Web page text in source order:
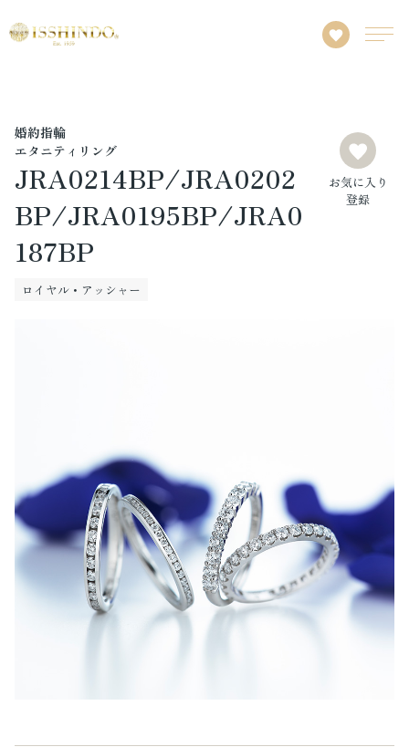
婚約指輪
エタニティリング
JRA0214BP/JRA0202
BP/JRA0195BP/JRA0
187BP
ロイヤル・アッシャー
お気に入り
登録